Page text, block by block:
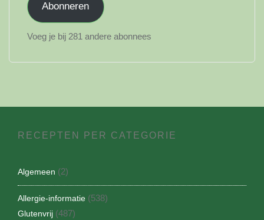
Abonneren
Voeg je bij 281 andere abonnees
RECEPTEN PER CATEGORIE
Algemeen (2)
Allergie-informatie (538)
Glutenvrij (487)